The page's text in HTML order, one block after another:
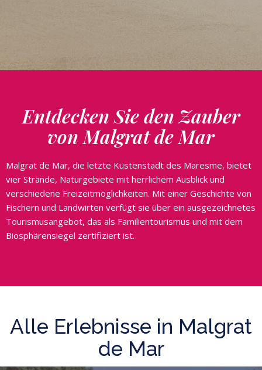
Entdecken Sie den Zauber
von Malgrat de Mar
Malgrat de Mar, die letzte Küstenstadt des Maresme, bietet
vier Strände, Naturgebiete mit herrlichem Ausblick und
verschiedene Freizeitmöglichkeiten. Mit einer Geschichte von
Fischern und Landwirten verfügt sie über ein ausgezeichnetes
Tourismusangebot, das als Familientourismus und mit dem
Biosphärensiegel zertifiziert ist.
Alle Erlebnisse in Malgrat
de Mar